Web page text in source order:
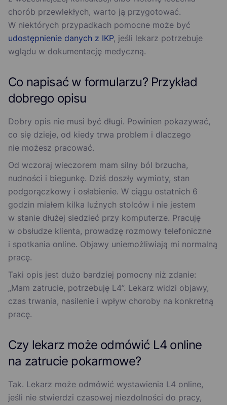
chorób przewlekłych, warto ją przygotować.
W niektórych przypadkach pomocne może być
udostępnienie danych z IKP, jeśli lekarz potrzebuje
wglądu w dokumentację medyczną.
Co napisać w formularzu? Przykład
dobrego opisu
Dobry opis nie musi być długi. Powinien pokazywać,
co się dzieje, od kiedy trwa problem i dlaczego
nie możesz pracować.
Od wczoraj wieczorem mam silny ból brzucha,
nudności i biegunkę. Dziś doszły wymioty, stan
podgorączkowy i osłabienie. W ciągu ostatnich 6
godzin miałem kilka luźnych stolców i nie jestem
w stanie dłużej siedzieć przy komputerze. Pracuję
w obsłudze klienta, prowadzę rozmowy telefoniczne
i spotkania online. Objawy uniemożliwiają mi normalną
pracę.
Taki opis jest dużo bardziej pomocny niż zdanie:
„Mam zatrucie, potrzebuję L4”. Lekarz widzi objawy,
czas trwania, nasilenie i wpływ choroby na konkretną
pracę.
Czy lekarz może odmówić L4 online
na zatrucie pokarmowe?
Tak. Lekarz może odmówić wystawienia L4 online,
jeśli nie stwierdzi czasowej niezdolności do pracy,